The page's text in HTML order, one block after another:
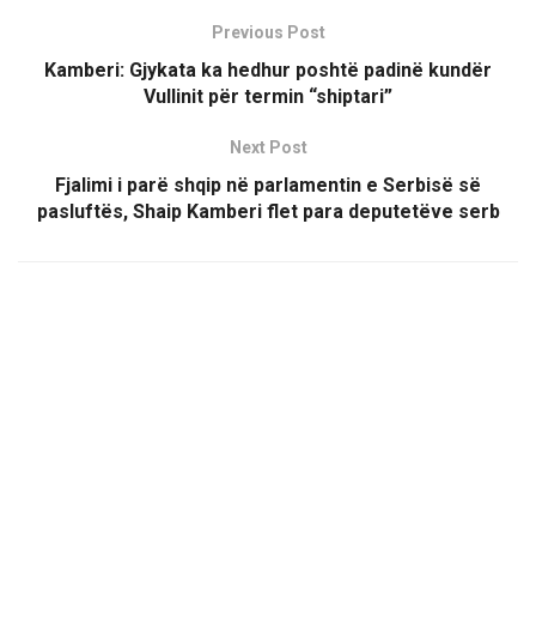
Previous Post
Kamberi: Gjykata ka hedhur poshtë padinë kundër
Vullinit për termin “shiptari”
Next Post
Fjalimi i parë shqip në parlamentin e Serbisë së
pasluftës, Shaip Kamberi flet para deputetëve serb